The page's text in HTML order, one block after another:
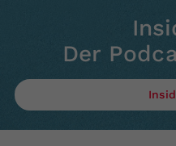
Der